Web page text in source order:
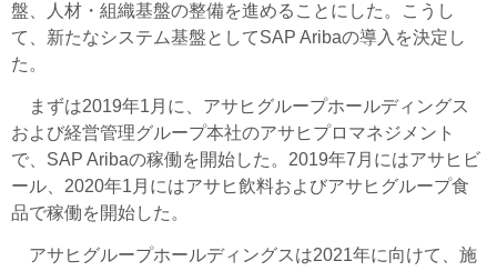
盤、人材・組織基盤の整備を進めることにした。こうし
て、新たなシステム基盤としてSAP Aribaの導入を決定し
た。
まずは2019年1月に、アサヒグループホールディングス
および経営管理グループ本社のアサヒプロマネジメント
で、SAP Aribaの稼働を開始した。2019年7月にはアサヒビ
ール、2020年1月にはアサヒ飲料およびアサヒグループ食
品で稼働を開始した。
アサヒグループホールディングスは2021年に向けて、施